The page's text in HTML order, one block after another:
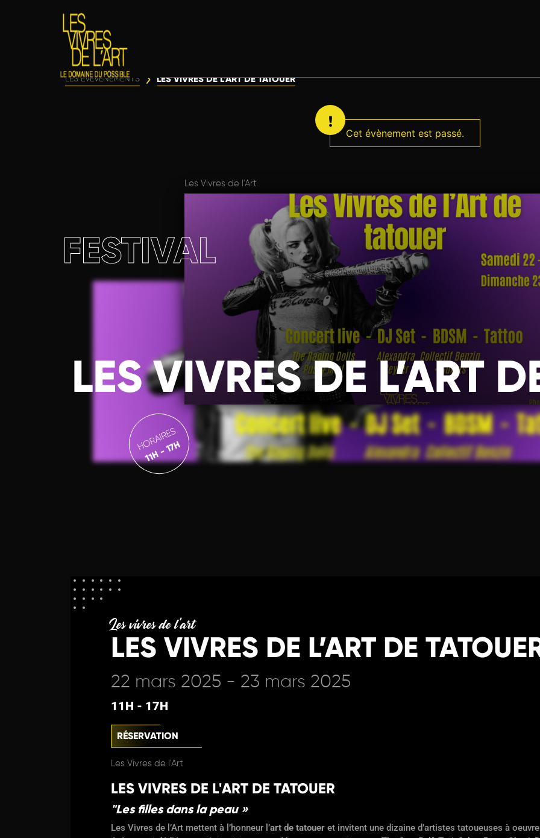
Cet évènement est passé.
LES ÉVÈVENEMENTS LES VIVRES DE L’ART DE TATOUER
Les Vivres de l'Art
LES VIVRES DE L’ART
FESTIVAL
HORAIRES
11H - 17H
Les vivres de l'art
LES VIVRES DE L’ART DE
22 mars 2025 - 23 mars 2025
11H - 17H
RÉSERVATION
Les Vivres de l'Art
LES VIVRES DE L'ART DE TATOUER
"Les filles dans la peau »
Les Vivres de l’Art mettent à l’honneur l’art de tatouer et invitent une dizaine d’artistes tatoueuses à